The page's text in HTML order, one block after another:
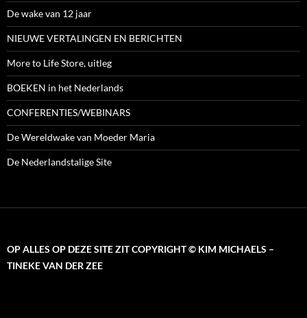
De wake van 12 jaar
NIEUWE VERTALINGEN EN BERICHTEN
More to Life Store, uitleg
BOEKEN in het Nederlands
CONFERENTIES/WEBINARS
De Wereldwake van Moeder Maria
De Nederlandstalige Site
OP ALLES OP DEZE SITE ZIT COPYRIGHT © KIM MICHAELS –
TINEKE VAN DER ZEE